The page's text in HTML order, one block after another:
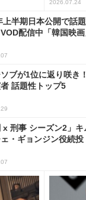
2026.07.24
上半期日本公開で話
配信中「韓国映
ブが1位に返り咲き
話題性トップ5
x 刑事 シーズン2」
・ギョンジン役続